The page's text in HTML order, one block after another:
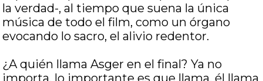
la verdad-, al tiempo que suena la única
música de todo el film, como un órgano
evocando lo sacro, el alivio redentor.
¿A quién llama Asger en el final? Ya no
importa, lo importante es que llama, él llama